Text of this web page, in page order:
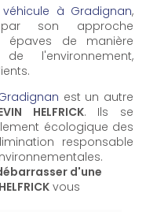
à Gradignan,
son approche
épaves de manière
l'environnement,
est un autre
HELFRICK. Ils se
écologique des
responsable
d'une
vous